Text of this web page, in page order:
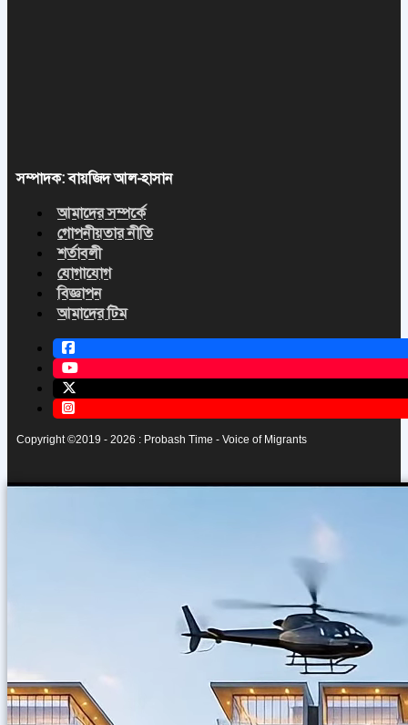
সম্পাদক: বায়জিদ আল-হাসান
আমাদের সম্পর্কে
গোপনীয়তার নীতি
শর্তাবলী
যোগাযোগ
বিজ্ঞাপন
আমাদের টিম
Copyright ©2019 - 2026 : Probash Time - Voice of Migrants